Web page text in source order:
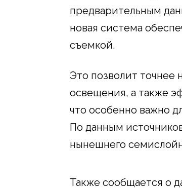
предварительным
новая система
съемкой.
Это позволит точнее
освещения, а также
что особенно важно
По данным
нынешнего
Также сообщается о